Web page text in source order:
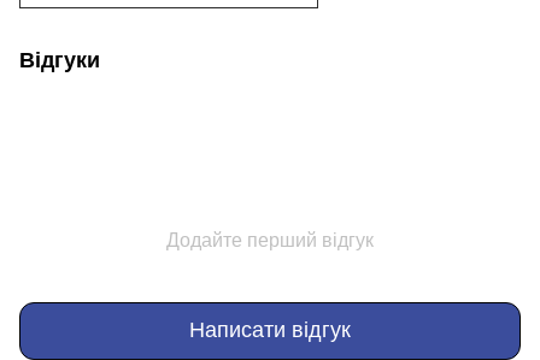
Відгуки
Додайте перший відгук
Написати відгук